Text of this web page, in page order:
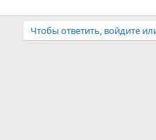
Чтобы ответить, войдите